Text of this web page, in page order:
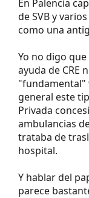
En Palencia
de SVB y
como una
Yo no digo
ayuda de CRE
"fundamental"
general este
Privada
ambulancias
trataba de
hospital.
Y hablar del
parece